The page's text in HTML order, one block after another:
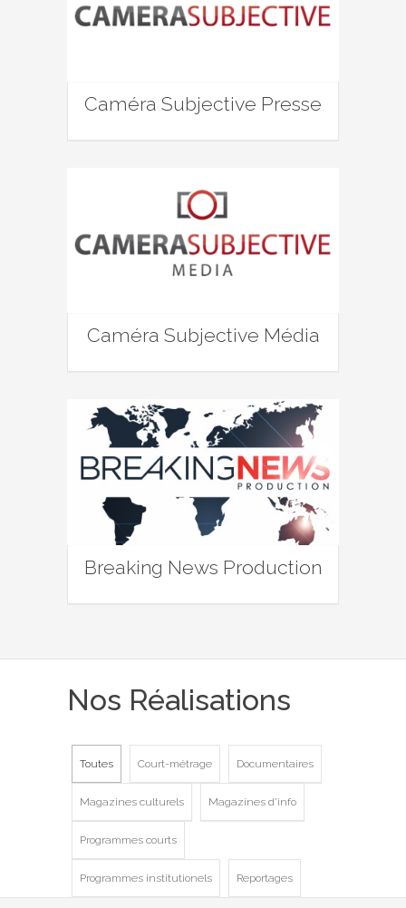
Caméra Subjective Presse
Caméra Subjective Média
Breaking News Production
Nos Réalisations
Toutes Court-métrage Documentaires
Magazines culturels Magazines d'info
Programmes courts
Programmes institutionels Reportages